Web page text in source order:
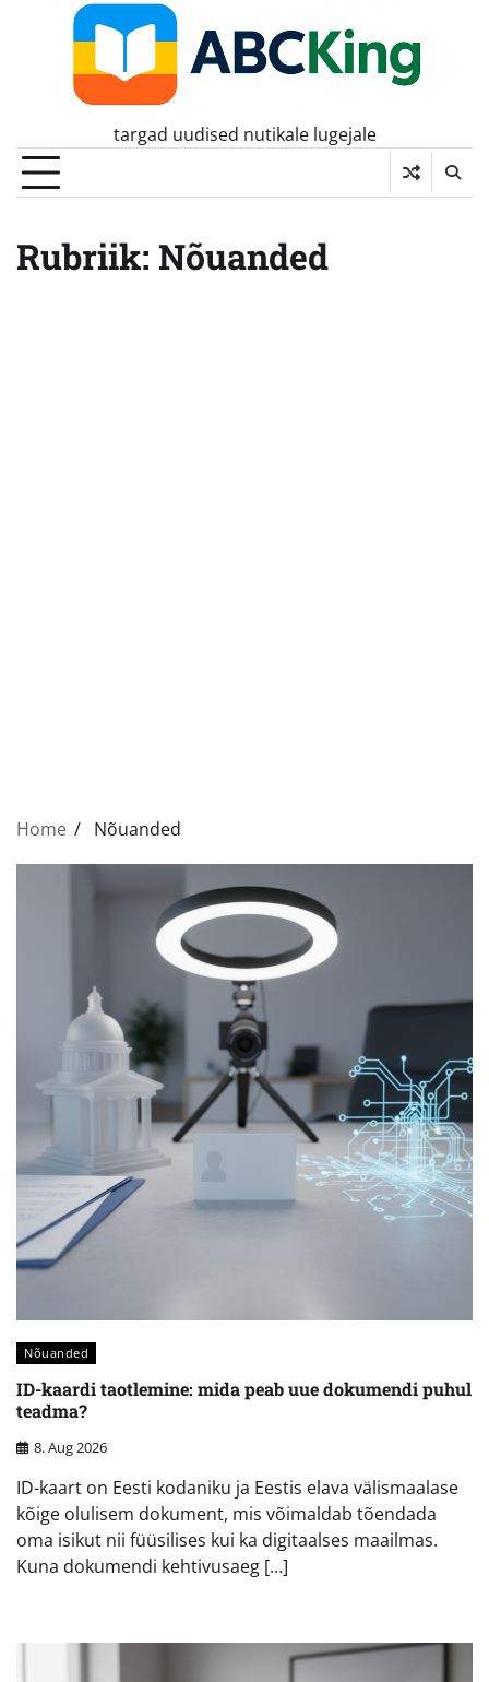
targad uudised nutikale lugejale
Rubriik: Nõuanded
Home Nõuanded
Nõuanded
ID-kaardi taotlemine: mida peab uue dokumendi puhul
teadma?
8. Aug 2026
ID-kaart on Eesti kodaniku ja Eestis elava välismaalase
kõige olulisem dokument, mis võimaldab tõendada
oma isikut nii füüsilises kui ka digitaalses maailmas.
Kuna dokumendi kehtivusaeg […]